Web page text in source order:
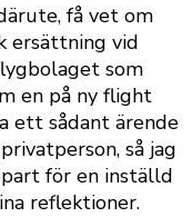
få vet om
ersättning vid
som
en på ny flight
ett sådant ärende
så jag
för en inställd
reflektioner.